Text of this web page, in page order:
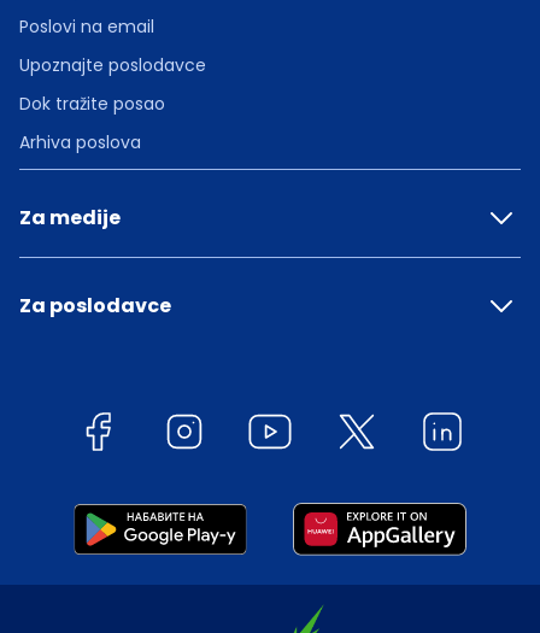
Poslovi na email
Upoznajte poslodavce
Dok tražite posao
Arhiva poslova
Za medije
Za poslodavce